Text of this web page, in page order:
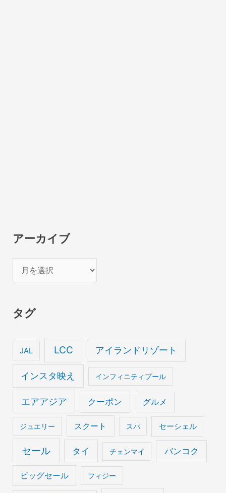
アーカイブ
ー
イ
タグ
JAL LCC アイランドリゾート
インスタ映え インフィニティプール
エアアジア クーポン グルメ
ジュエリー スクート スパ セーシェル
セール タイ チェンマイ バンコク
ビッグセール フィジー